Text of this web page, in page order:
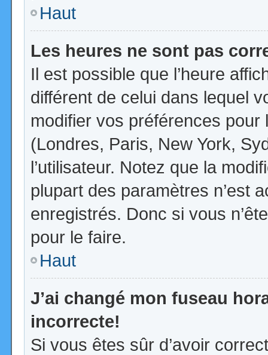
Haut
Les heures ne sont pas
Il est possible que l’heure
différent de celui dans lequel
modifier vos préférences
(Londres, Paris, New York,
l’utilisateur. Notez que la
plupart des paramètres n’est
enregistrés. Donc si vous
pour le faire.
Haut
J’ai changé mon fuseau
incorrecte!
Si vous êtes sûr d’avoir